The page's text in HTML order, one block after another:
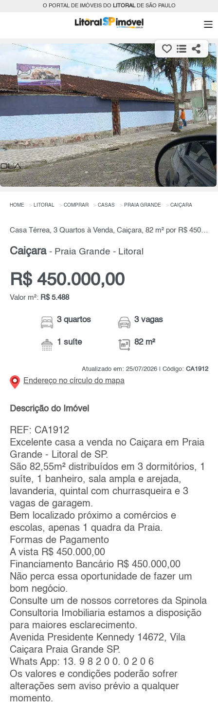
O PORTAL DE IMÓVEIS DO LITORALDE SÃO PAULO
HOME LITORAL COMPRAR CASAS PRAIA GRANDE CAIÇARA
Casa Térrea, 3 Quartos à Venda, Caiçara, 82 m² por R$ 450.000,00
Caiçara - Praia Grande - Litoral
R$ 450.000,00
Valor m²: R$ 5.488
3 quartos
1 suíte
3 vagas
82 m²
Atualizado em: 25/07/2026 | Código: CA1912
Endereço no círculo do mapa
Descrição do Imóvel
REF: CA1912
Excelente casa a venda no Caiçara em Praia
Grande - Litoral de SP.
São 82,55m² distribuídos em 3 dormitórios, 1
suíte, 1 banheiro, sala ampla e arejada,
lavanderia, quintal com churrasqueira e 3
vagas de garagem.
Bem localizado próximo a comércios e
escolas, apenas 1 quadra da Praia.
Formas de Pagamento
A vista R$ 450.000,00
Financiamento Bancário R$ 450.000,00
Não perca essa oportunidade de fazer um
bom negócio.
Consulte um de nossos corretores da Spinola
Consultoria Imobiliaria estamos a disposição
para maiores esclarecimento.
Avenida Presidente Kennedy 14672, Vila
Caiçara Praia Grande SP.
Whats App: 13. 9 8 2 0 0. 0 2 0 6
Os valores e condições poderão sofrer
alterações sem aviso prévio a qualquer
momento.